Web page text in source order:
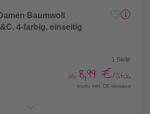
Baumwoll
4-farbig, einseitig
1 Seite
ab 8,99 €/Stck.
brutto inkl. DE-Versand